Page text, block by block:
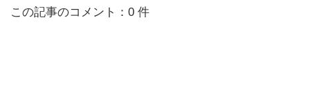
この記事のコメント：0 件